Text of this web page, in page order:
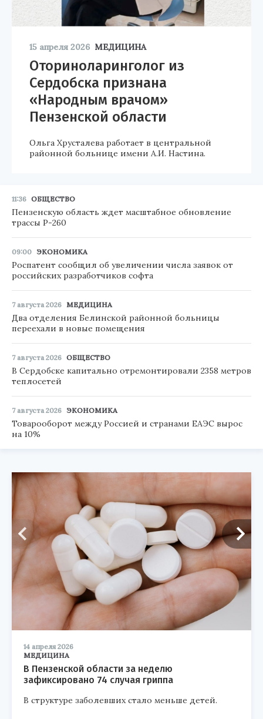
15 апреля 2026 МЕДИЦИНА
Оториноларинголог из
Сердобска признана
«Народным врачом»
Пензенской области
Ольга Хрусталева работает в центральной
районной больнице имени А.И. Настина.
11:36 ОБЩЕСТВО
Пензенскую область ждет масштабное обновление
трассы Р-260
09:00 ЭКОНОМИКА
Роспатент сообщил об увеличении числа заявок от
российских разработчиков софта
7 августа 2026 МЕДИЦИНА
Два отделения Белинской районной больницы
переехали в новые помещения
7 августа 2026 ОБЩЕСТВО
В Сердобске капитально отремонтировали 2358 метров
теплосетей
7 августа 2026 ЭКОНОМИКА
Товарооборот между Россией и странами ЕАЭС вырос
на 10%
14 апреля 2026
МЕДИЦИНА
В Пензенской области за неделю
зафиксировано 74 случая гриппа
В структуре заболевших стало меньше детей.